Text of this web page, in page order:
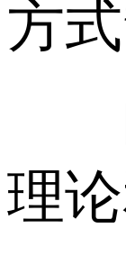
方
的
理